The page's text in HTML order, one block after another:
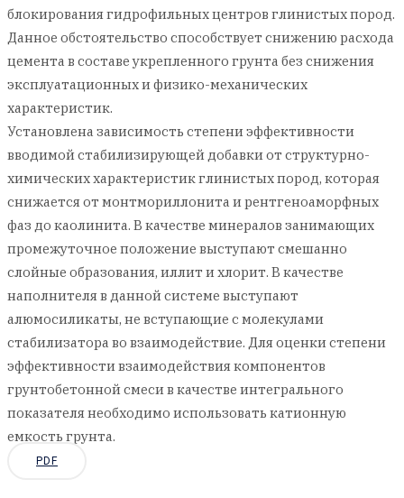
блокирования гидрофильных центров глинистых пород.
Данное обстоятельство способствует снижению расхода
цемента в составе укрепленного грунта без снижения
эксплуатационных и физико-механических
характеристик.
Установлена зависимость степени эффективности
вводимой стабилизирующей добавки от структурно-
химических характеристик глинистых пород, которая
снижается от монтмориллонита и рентгеноаморфных
фаз до каолинита. В качестве минералов занимающих
промежуточное положение выступают смешанно
слойные образования, иллит и хлорит. В качестве
наполнителя в данной системе выступают
алюмосиликаты, не вступающие с молекулами
стабилизатора во взаимодействие. Для оценки степени
эффективности взаимодействия компонентов
грунтобетонной смеси в качестве интегрального
показателя необходимо использовать катионную
емкость грунта.
PDF